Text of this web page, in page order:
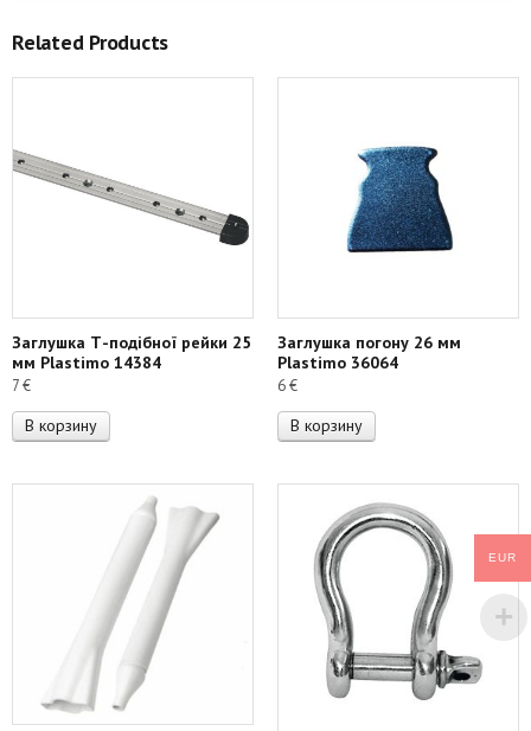
Related Products
Заглушка Т-подібної рейки 25
мм Plastimo 14384
7€
В корзину
Заглушка погону 26 мм
Plastimo 36064
6€
В корзину
EUR